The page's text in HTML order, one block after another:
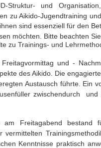
Struktur- und
zu Aikido-Jugendtraining
zu Trainings- und
und -
des Aikido. Die
Austausch führte. Ein
zwischendurch
Freitagabend bestand
vermittelten
Kenntnisse praktisch
sind essenziell für den
möchten. Bitte beachten